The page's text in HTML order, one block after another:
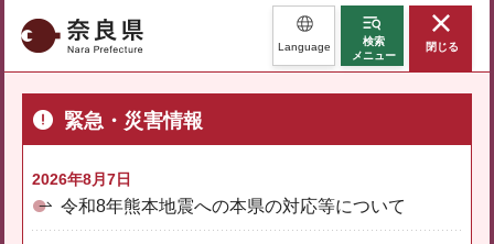
奈良県 Language
検索
メニュー
閉じる
緊急・災害情報
2026年8月7日
令和8年熊本地震への本県の対応等について